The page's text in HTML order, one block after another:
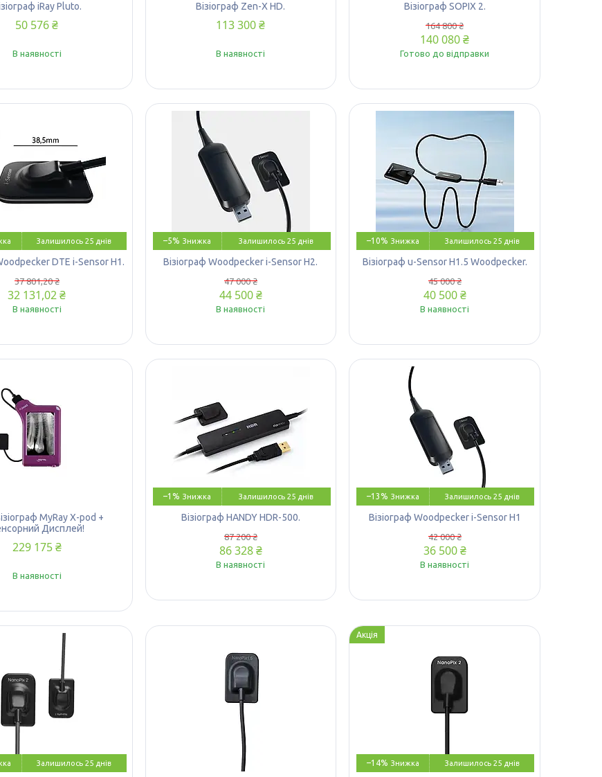
iRay Pluto.
50 576 ₴
В наявності
Візіограф Zen-X HD.
113 300 ₴
В наявності
Візіограф SOPIX 2.
164 800 ₴
140 080 ₴
Готово до відправки
Залишилось 25 днів
DTE i-Sensor H1.
37 801,20 ₴
32 131,02 ₴
В наявності
–5% Залишилось 25 днів
Візіограф Woodpecker i-Sensor H2.
47 000 ₴
44 500 ₴
В наявності
–10% Залишилось 25 днів
Візіограф u-Sensor H1.5 Woodpecker.
45 000 ₴
40 500 ₴
В наявності
MyRay X-pod +
Дисплей!
229 175 ₴
В наявності
–1% Залишилось 25 днів
Візіограф HANDY HDR-500.
87 200 ₴
86 328 ₴
В наявності
–13% Залишилось 25 днів
Візіограф Woodpecker i-Sensor H1
42 000 ₴
36 500 ₴
В наявності
Залишилось 25 днів
Акція
–14% Залишилось 25 днів